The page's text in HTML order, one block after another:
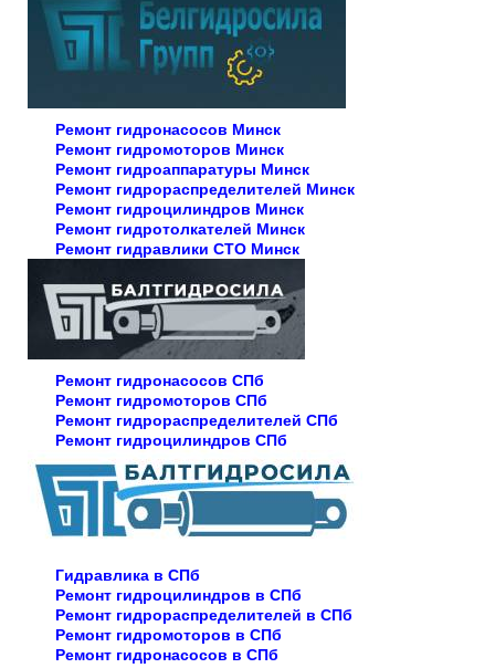
Ремонт гидронасосов Минск
Ремонт гидромоторов Минск
Ремонт гидроаппаратуры Минск
Ремонт гидрораспределителей Минск
Ремонт гидроцилиндров Минск
Ремонт гидротолкателей Минск
Ремонт гидравлики СТО Минск
Ремонт гидронасосов СПб
Ремонт гидромоторов СПб
Ремонт гидрораспределителей СПб
Ремонт гидроцилиндров СПб
Гидравлика в СПб
Ремонт гидроцилиндров в СПб
Ремонт гидрораспределителей в СПб
Ремонт гидромоторов в СПб
Ремонт гидронасосов в СПб